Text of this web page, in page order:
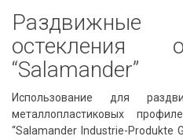
остекления
“Salamander”
Использование для
металлопластиковых
“Salamander Industrie-Produkte